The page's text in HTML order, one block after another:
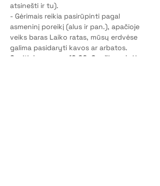
atsinešti ir tu).
- Gėrimais reikia pasirūpinti pagal
asmeninį poreikį (alus ir pan.), apačioje
veiks baras Laiko ratas, mūsų erdvėse
galima pasidaryti kavos ar arbatos.
Susitinkame nuo 19:00, Genčių erdvėje,